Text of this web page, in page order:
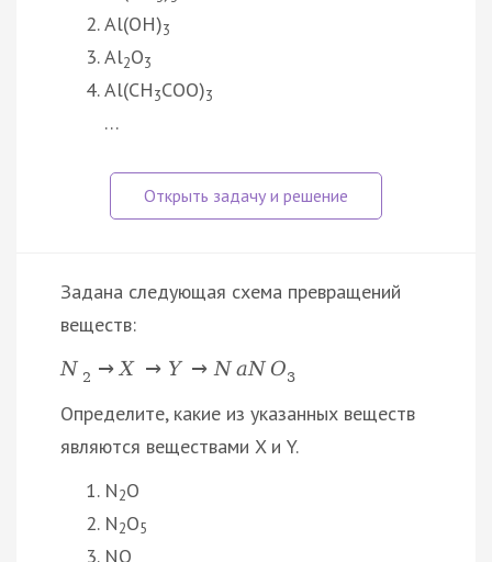
Al(OH)3
Al2O3
Al(CH3COO)3
…
Задана следующая схема превращений
веществ:
N 2 → X → Y → NaN O3
Определите, какие из указанных веществ
являются веществами X и Y.
N2O
N2O5
NO